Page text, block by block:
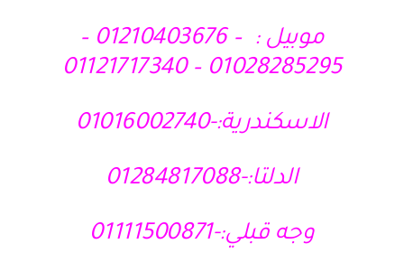
موبيل : – 01210403676 –
01028285295 – 01121717340
الاسكندرية:-01016002740
الدلتا:-01284817088
وجه قبلي:-01111500871